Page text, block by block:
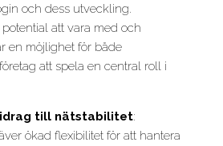
och dess utveckling.
att vara med och
en möjlighet för både
att spela en central roll i
till nätstabilitet:
ökad flexibilitet för att hantera